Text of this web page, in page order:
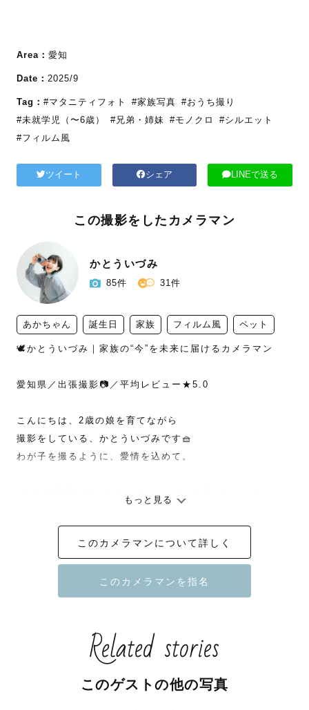
Area： 愛知
Date： 2025/9
Tag： #マタニティフォト #家族写真 #おうち撮り
#未就学児（〜6歳）
#兄弟・姉妹 #モノクロ
#シルエット
#フィルム風
ツイート シェア LINEで送る
この撮影をしたカメラマン
かとういづみ
85件 31件
あかちゃん 誕生日 家族 フィルム風 ペット
🕊️かとういづみ｜家族の“今”を未来に届けるカメラマン
愛知県／出張撮影📷／平均レビュー★5.0
こんにちは、2歳の娘を育てながら
撮影をしている、かとういづみです🧺
わが子を撮るように、愛情を込めて。
その家族らしい写真が得意👌´-
🍼ニューボーン
👨‍👩‍👧ファミリー(お宮参り、七五三など)
🐾ペット(動物看護師国家資格あり)
すくい取るように撮影します。
撮影がはじめての方も、
もっと見る
このカメラマンについて詳しく
Related stories
このゲストの他の写真